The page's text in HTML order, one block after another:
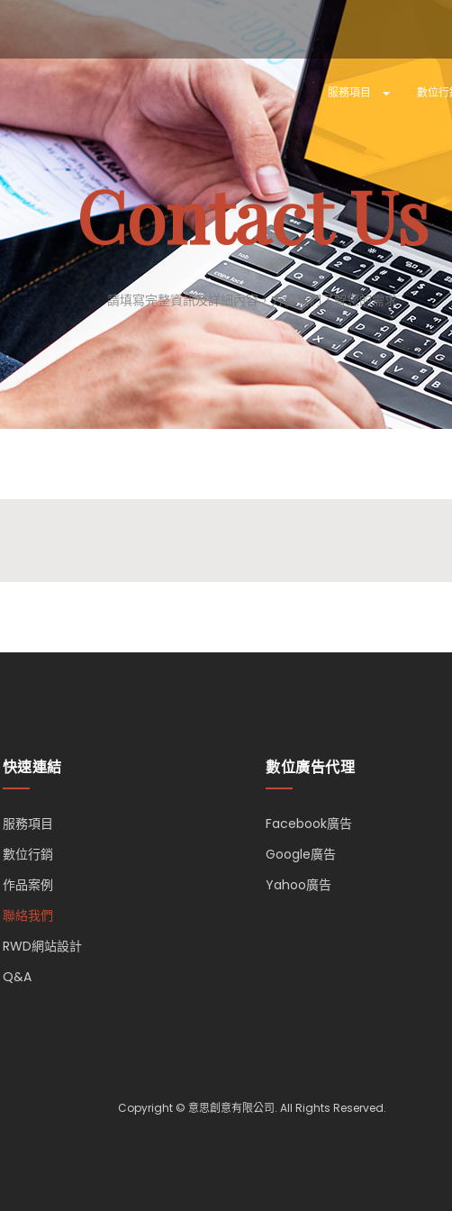
服務項目 數位行
Contact Us
請填寫完整資訊及詳細內容，方便我們了解您的需求
快速連結
服務項目
數位行銷
作品案例
聯絡我們
RWD網站設計
Q&A
數位廣告代理
Facebook廣告
Google廣告
Yahoo廣告
Copyright © 意思創意有限公司. All Rights Reserved.